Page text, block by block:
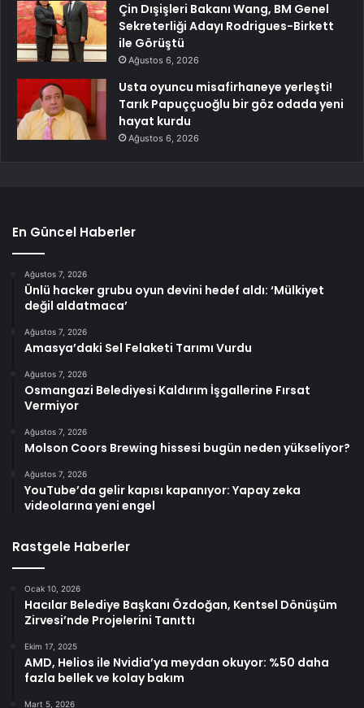
Çin Dışişleri Bakanı Wang, BM Genel
Sekreterliği Adayı Rodrigues-Birkett
ile Görüştü
Ağustos 6, 2026
Usta oyuncu misafirhaneye yerleşti!
Tarık Papuççuoğlu bir göz odada yeni
hayat kurdu
Ağustos 6, 2026
En Güncel Haberler
Ağustos 7, 2026
Ünlü hacker grubu oyun devini hedef aldı: ‘Mülkiyet
değil aldatmaca’
Ağustos 7, 2026
Amasya’daki Sel Felaketi Tarımı Vurdu
Ağustos 7, 2026
Osmangazi Belediyesi Kaldırım İşgallerine Fırsat
Vermiyor
Ağustos 7, 2026
Molson Coors Brewing hissesi bugün neden yükseliyor?
Ağustos 7, 2026
YouTube’da gelir kapısı kapanıyor: Yapay zeka
videolarına yeni engel
Rastgele Haberler
Ocak 10, 2026
Hacılar Belediye Başkanı Özdoğan, Kentsel Dönüşüm
Zirvesi’nde Projelerini Tanıttı
Ekim 17, 2025
AMD, Helios ile Nvidia’ya meydan okuyor: %50 daha
fazla bellek ve kolay bakım
Mart 5, 2026